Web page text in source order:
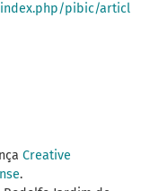
index.php/pibic/articl
Creative
.